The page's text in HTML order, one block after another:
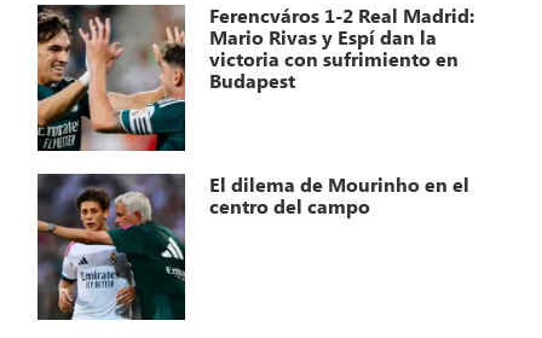
Ferencváros 1-2 Real Madrid:
Mario Rivas y Espí dan la
victoria con sufrimiento en
Budapest
El dilema de Mourinho en el
centro del campo